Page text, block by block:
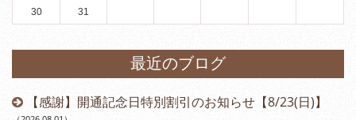
30 31
最近のブログ
【感謝】開通記念日特別割引のお知らせ【8/23(日)】